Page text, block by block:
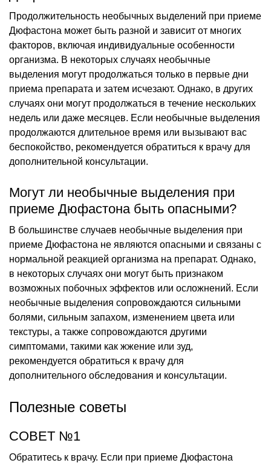
Продолжительность необычных выделений при приеме
Дюфастона может быть разной и зависит от многих
факторов, включая индивидуальные особенности
организма. В некоторых случаях необычные
выделения могут продолжаться только в первые дни
приема препарата и затем исчезают. Однако, в других
случаях они могут продолжаться в течение нескольких
недель или даже месяцев. Если необычные выделения
продолжаются длительное время или вызывают вас
беспокойство, рекомендуется обратиться к врачу для
дополнительной консультации.
Могут ли необычные выделения при
приеме Дюфастона быть опасными?
В большинстве случаев необычные выделения при
приеме Дюфастона не являются опасными и связаны с
нормальной реакцией организма на препарат. Однако,
в некоторых случаях они могут быть признаком
возможных побочных эффектов или осложнений. Если
необычные выделения сопровождаются сильными
болями, сильным запахом, изменением цвета или
текстуры, а также сопровождаются другими
симптомами, такими как жжение или зуд,
рекомендуется обратиться к врачу для
дополнительного обследования и консультации.
Полезные советы
СОВЕТ №1
Обратитесь к врачу. Если при приеме Дюфастона